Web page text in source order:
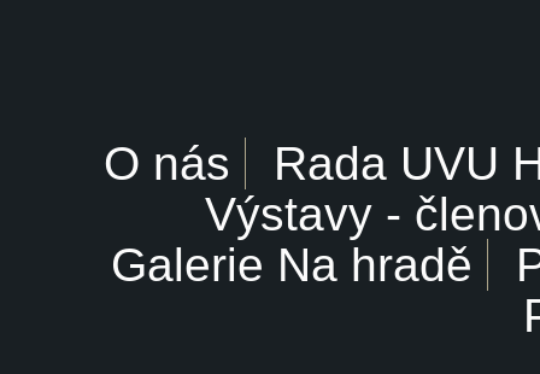
O nás
Rada UVU
Výstavy -
Galerie Na hradě